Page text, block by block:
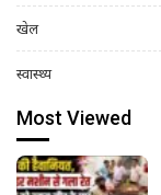
खेल
स्वास्थ्य
Most Viewed